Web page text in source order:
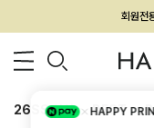
회원전
26SS 신상 BEST
HAPPY